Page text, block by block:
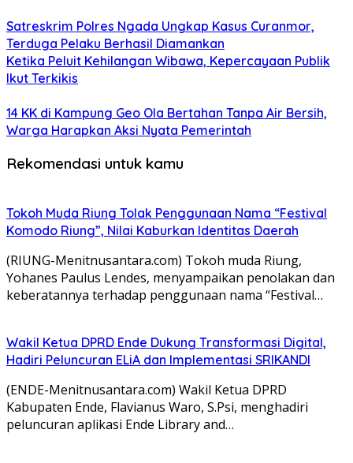
Satreskrim Polres Ngada Ungkap Kasus Curanmor,
Terduga Pelaku Berhasil Diamankan
Ketika Peluit Kehilangan Wibawa, Kepercayaan Publik
Ikut Terkikis
14 KK di Kampung Geo Ola Bertahan Tanpa Air Bersih,
Warga Harapkan Aksi Nyata Pemerintah
Rekomendasi untuk kamu
Tokoh Muda Riung Tolak Penggunaan Nama “Festival
Komodo Riung”, Nilai Kaburkan Identitas Daerah
(RIUNG-Menitnusantara.com) Tokoh muda Riung,
Yohanes Paulus Lendes, menyampaikan penolakan dan
keberatannya terhadap penggunaan nama “Festival…
Wakil Ketua DPRD Ende Dukung Transformasi Digital,
Hadiri Peluncuran ELiA dan Implementasi SRIKANDI
(ENDE-Menitnusantara.com) Wakil Ketua DPRD
Kabupaten Ende, Flavianus Waro, S.Psi, menghadiri
peluncuran aplikasi Ende Library and…